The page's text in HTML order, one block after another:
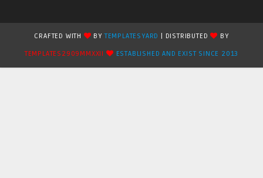
CRAFTED WITH BYTEMPLATESYARD | DISTRIBUTED
BY
TEMPLATES2909MMXXII
ESTABLISHED AND EXIST SINCE 2013